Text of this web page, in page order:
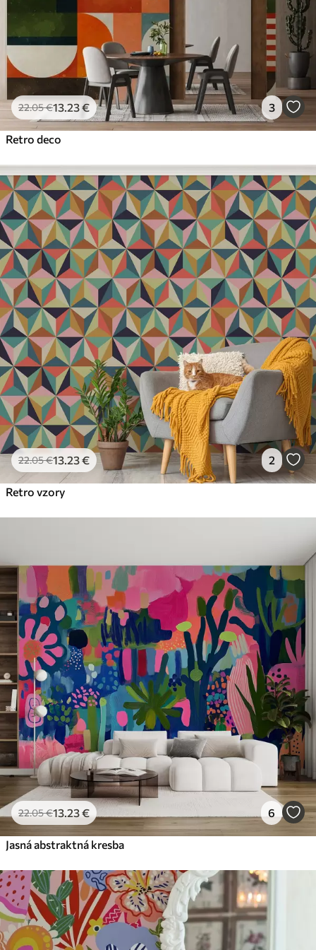
Premium
56.6734.00
Prémiový vinyl
65.0039.00€/m²
Peel and Stick
22.05€13 .23€ 3
Retro deco
22.05€13 .23€ 2
Retro vzory
22.05€13 .23€ 6
Jasná abstraktná kresba